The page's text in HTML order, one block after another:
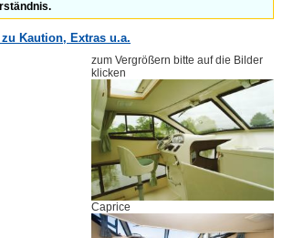
Kaution, Extras u.a.
zum Vergrößern bitte auf die Bilder
klicken
Caprice